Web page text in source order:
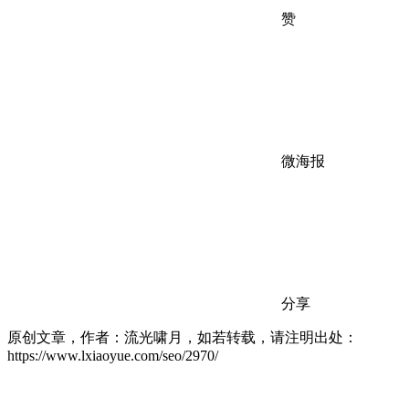
赞
微海报
分享
原创文章，作者：流光啸月，如若转载，请注明出处：
https://www.lxiaoyue.com/seo/2970/